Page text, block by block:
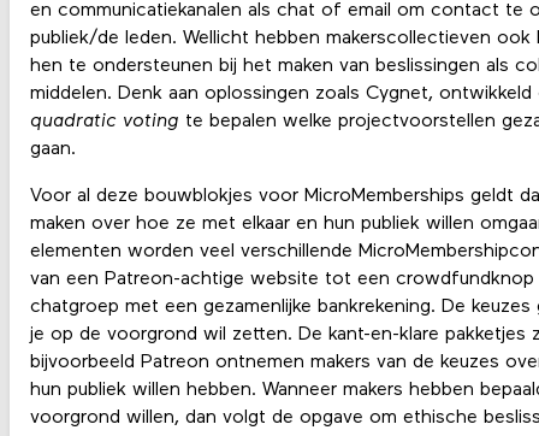
en communicatiekanalen als chat of email om contact te
publiek/de leden. Wellicht hebben makerscollectieven
hen te ondersteunen bij het maken van beslissingen als
middelen. Denk aan oplossingen zoals Cygnet,
quadratic voting te bepalen welke projectvoorstellen
gaan.
Voor al deze bouwblokjes voor MicroMemberships geldt
maken over hoe ze met elkaar en hun publiek willen
elementen worden veel verschillende
van een Patreon-achtige website tot een
chatgroep met een gezamenlijke bankrekening. De
je op de voorgrond wil zetten. De kant-en-klare pakketjes
bijvoorbeeld Patreon ontnemen makers van de keuzes
hun publiek willen hebben. Wanneer makers hebben
voorgrond willen, dan volgt de opgave om ethische